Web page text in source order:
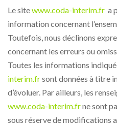
Le sitewww.coda-interim.fr a
information concernant
Toutefois, nous déclinons
concernant les erreurs ou
Toutes les informations
interim.frsont données à titre
d’évoluer. Par ailleurs, les
www.coda-interim.frne sont
sous réserve de modifications